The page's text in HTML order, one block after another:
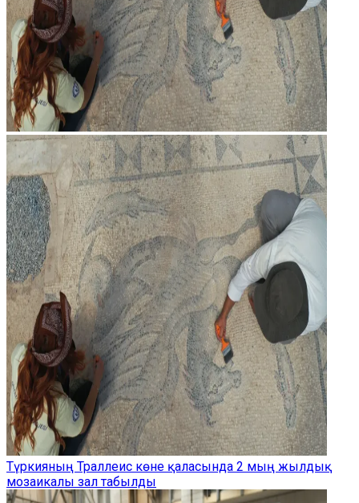
Түркияның Траллеис көне қаласында 2 мың жылдық
мозаикалы зал табылды